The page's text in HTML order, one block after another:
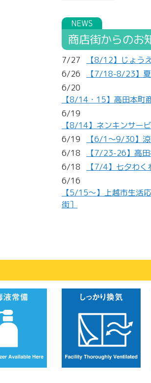
商店街からのお
7/27
【8/12】じょう
6/26
【7/18-8/23】夏
6/20
【8/14・15】高田本町
6/19
【8/14】ネンキンサー
6/19
【6/1～9/30】
6/18
【7/23-26】高
6/18
【7/4】七夕わく
6/16
【5/15～】上越市生活
街］